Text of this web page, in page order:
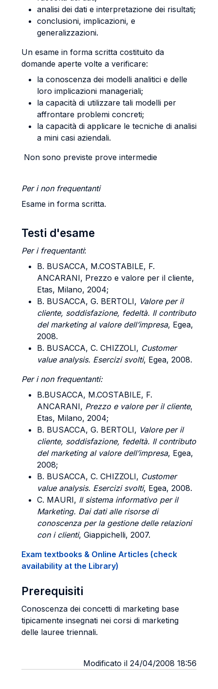
analisi dei dati e interpretazione dei risultati;
conclusioni, implicazioni, e
generalizzazioni.
Un esame in forma scritta costituito da
domande aperte volte a verificare:
la conoscenza dei modelli analitici e delle
loro implicazioni manageriali;
la capacità di utilizzare tali modelli per
affrontare problemi concreti;
la capacità di applicare le tecniche di analisi
a mini casi aziendali.
Non sono previste prove intermedie
Per i non frequentanti
Esame in forma scritta.
Testi d'esame
Per i frequentanti:
B. BUSACCA, M.COSTABILE, F.
ANCARANI, Prezzo e valore per il cliente,
Etas, Milano, 2004;
B. BUSACCA, G. BERTOLI, Valore per il
cliente, soddisfazione, fedeltà. Il contributo
del marketing al valore dell’impresa, Egea,
2008.
B. BUSACCA, C. CHIZZOLI, Customer
value analysis. Esercizi svolti, Egea, 2008.
Per i non frequentanti:
B.BUSACCA, M.COSTABILE, F.
ANCARANI, Prezzo e valore per il cliente,
Etas, Milano, 2004;
B. BUSACCA, G. BERTOLI, Valore per il
cliente, soddisfazione, fedeltà. Il contributo
del marketing al valore dell’impresa, Egea,
2008;
B. BUSACCA, C. CHIZZOLI, Customer
value analysis. Esercizi svolti, Egea, 2008.
C. MAURI, Il sistema informativo per il
Marketing. Dai dati alle risorse di
conoscenza per la gestione delle relazioni
con i clienti, Giappichelli, 2007.
Exam textbooks & Online Articles (check
availability at the Library)
Prerequisiti
Conoscenza dei concetti di marketing base
tipicamente insegnati nei corsi di marketing
delle lauree triennali.
Modificato il 24/04/2008 18:56